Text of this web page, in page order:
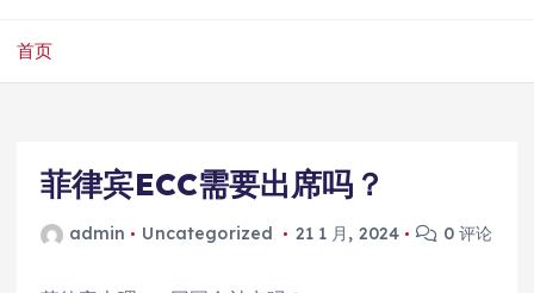
首页
菲律宾ECC需要出席吗？
admin Uncategorized 21 1 月, 2024 0 评论